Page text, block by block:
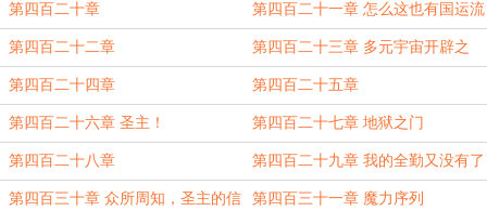
第四百二十章 第四百二十一章 怎么这也有国运流
（恼）
第四百二十二章 第四百二十三章 多元宇宙开辟之
前.....
第四百二十四章 第四百二十五章
第四百二十六章 圣主！ 第四百二十七章 地狱之门
第四百二十八章 第四百二十九章 我的全勤又没有了
（哭）
第四百三十章 众所周知，圣主的信 第四百三十一章 魔力序列